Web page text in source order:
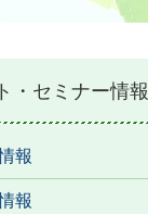
・セミナー情報
報
報